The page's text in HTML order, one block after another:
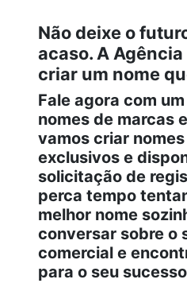
Não deixe o
acaso. A Agência
criar um nome
Fale agora com
nomes de marcas
vamos criar
exclusivos e
solicitação de
perca tempo
melhor nome
conversar sobre o
comercial e
para o seu